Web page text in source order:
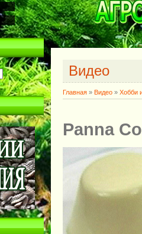
Видео
Главная » Видео » Хобби
Panna